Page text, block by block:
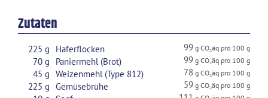
Zutaten
225 g Haferflocken
99
70 g Paniermehl (Brot)
99
45 g Weizenmehl (Type 812)
78
225 g Gemüsebrühe
59